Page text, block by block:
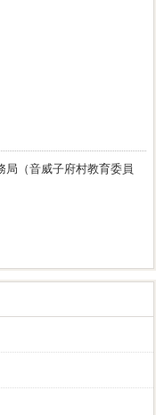
局（音威子府村教育委員